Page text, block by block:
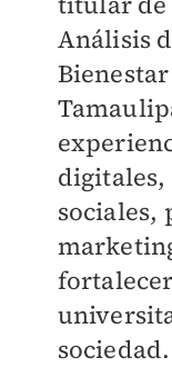
Análisis
sociales,
sociedad.